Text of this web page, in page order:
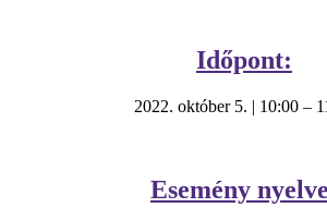
Időpont:
2022. október 5. | 10:00 –
Esemény